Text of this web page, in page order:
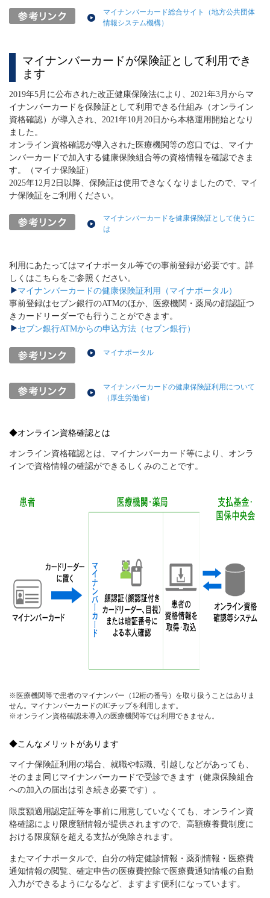
マイナンバーカード総合サイト（地方公共団体
情報システム機構）
マイナンバーカードが保険証として利用でき
ます
2019年5月に公布された改正健康保険法により、2021年3月からマ
イナンバーカードを保険証として利用できる仕組み（オンライン
資格確認）が導入され、2021年10月20日から本格運用開始となり
ました。
オンライン資格確認が導入された医療機関等の窓口では、マイナ
ンバーカードで加入する健康保険組合等の資格情報を確認できま
す。（マイナ保険証）
2025年12月2日以降、保険証は使用できなくなりましたので、マイ
ナ保険証をご利用ください。
マイナンバーカードを健康保険証として使うに
は
利用にあたってはマイナポータル等での事前登録が必要です。詳
しくはこちらをご参照ください。
マイナンバーカードの健康保険証利用（マイナポータル）
事前登録はセブン銀行のATMのほか、医療機関・薬局の顔認証つ
きカードリーダーでも行うことができます。
セブン銀行ATMからの申込方法（セブン銀行）
マイナポータル
マイナンバーカードの健康保険証利用について
（厚生労働省）
◆オンライン資格確認とは
オンライン資格確認とは、マイナンバーカード等により、オンラ
インで資格情報の確認ができるしくみのことです。
※医療機関等で患者のマイナンバー（12桁の番号）を取り扱うことはありま
せん。マイナンバーカードのICチップを利用します。
※オンライン資格確認未導入の医療機関等では利用できません。
◆こんなメリットがあります
マイナ保険証利用の場合、就職や転職、引越しなどがあっても、
そのまま同じマイナンバーカードで受診できます（健康保険組合
への加入の届出は引き続き必要です）。
限度額適用認定証等を事前に用意していなくても、オンライン資
格確認により限度額情報が提供されますので、高額療養費制度に
おける限度額を超える支払が免除されます。
またマイナポータルで、自分の特定健診情報・薬剤情報・医療費
通知情報の閲覧、確定申告の医療費控除で医療費通知情報の自動
入力ができるようになるなど、ますます便利になっています。